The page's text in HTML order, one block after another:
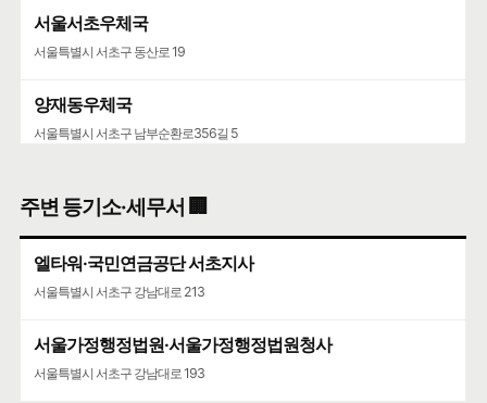
서울서초우체국
서울특별시 서초구 동산로 19
양재동우체국
서울특별시 서초구 남부순환로356길 5
서울특별시 서초구 강남대로 193
주변 등기소·세무서 🏢
엘타워·국민연금공단 서초지사
서울특별시 서초구 강남대로 213
서울가정행정법원·서울가정행정법원청사
서울특별시 서초구 강남대로 193